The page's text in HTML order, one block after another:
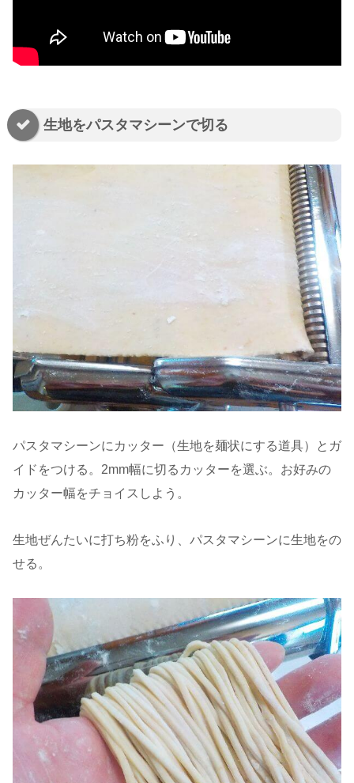
生地をパスタマシーンで切る
パスタマシーンにカッター（生地を麺状にする道具）とガ
イドをつける。2mm幅に切るカッターを選ぶ。お好みの
カッター幅をチョイスしよう。
生地ぜんたいに打ち粉をふり、パスタマシーンに生地をの
せる。